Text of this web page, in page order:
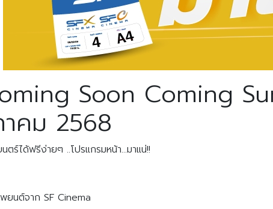
Soon Coming
คม 2568
ร์ได้ฟรีง่ายๆ ..โปรแกรมหน้า...มาแน่!!
ยนต์จาก SF Cinema